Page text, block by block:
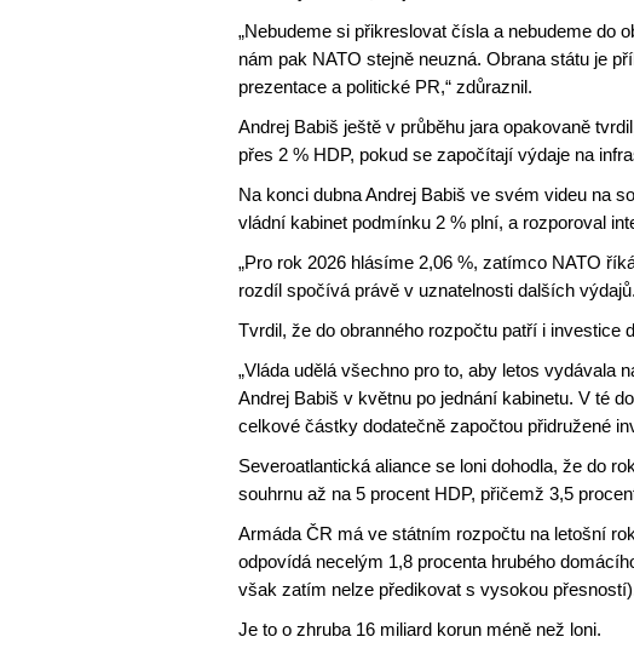
„Nebudeme si přikreslovat čísla a nebudeme do
nám pak NATO stejně neuzná. Obrana státu je
prezentace a politické PR,“ zdůraznil.
Andrej Babiš ještě v průběhu jara opakovaně
přes 2 % HDP, pokud se započítají výdaje na
Na konci dubna Andrej Babiš ve svém videu na
vládní kabinet podmínku 2 % plní, a rozporoval
„Pro rok 2026 hlásíme 2,06 %, zatímco NATO
rozdíl spočívá právě v uznatelnosti dalších výdajů.
Tvrdil, že do obranného rozpočtu patří i investice
„Vláda udělá všechno pro to, aby letos vydávala
Andrej Babiš v květnu po jednání kabinetu. V té
celkové částky dodatečně započtou přidružené
Severoatlantická aliance se loni dohodla, že do
souhrnu až na 5 procent HDP, přičemž 3,5
Armáda ČR má ve státním rozpočtu na letošní
odpovídá necelým 1,8 procenta hrubého
však zatím nelze předikovat s vysokou
Je to o zhruba 16 miliard korun méně než loni.